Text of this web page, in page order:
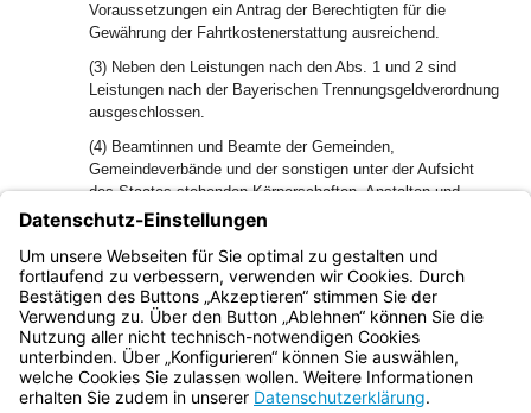
Voraussetzungen ein Antrag der Berechtigten für die
Gewährung der Fahrtkostenerstattung ausreichend.
(3) Neben den Leistungen nach den Abs. 1 und 2 sind
Leistungen nach der Bayerischen Trennungsgeldverordnung
ausgeschlossen.
(4) Beamtinnen und Beamte der Gemeinden,
Gemeindeverbände und der sonstigen unter der Aufsicht
des Staates stehenden Körperschaften, Anstalten und
Stiftungen des öffentlichen Rechts sowie zu diesen
Dienstherrn abgeordnete Beamtinnen und Beamte erhalten
den Auslagenersatz nur, wenn die Abs. 1 bis 3 durch
Satzung für anwendbar erklärt wurden.
Bayern.de
BayernPortal